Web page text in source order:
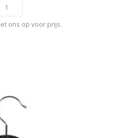
ons op voor prijs.